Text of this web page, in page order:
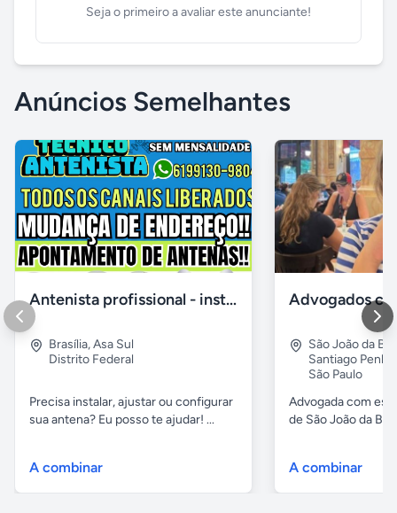
Seja o primeiro a avaliar este anunciante!
Anúncios Semelhantes
Antenista profissional - instalador de antena digital no df
Brasília,Asa Sul
Distrito Federal
Precisa instalar, ajustar ou configurar
sua antena? Eu posso te ajudar! ...
A combinar
São João da
Santiago Penha
São Paulo
Advogada com
de São João da
A combinar